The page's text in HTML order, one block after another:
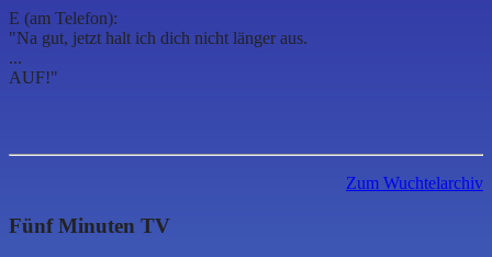
E (am Telefon):
"Na gut, jetzt halt ich dich nicht länger aus.
...
AUF!"
Zum Wuchtelarchiv
Fünf Minuten TV